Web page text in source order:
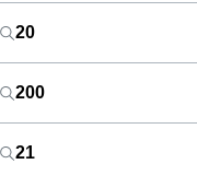
20
200
21